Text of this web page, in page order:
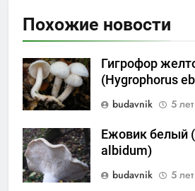
Похожие новости
Гигрофор
(Hygrophorus
budavnik
5
Ежовик белый
albidum)
budavnik
5